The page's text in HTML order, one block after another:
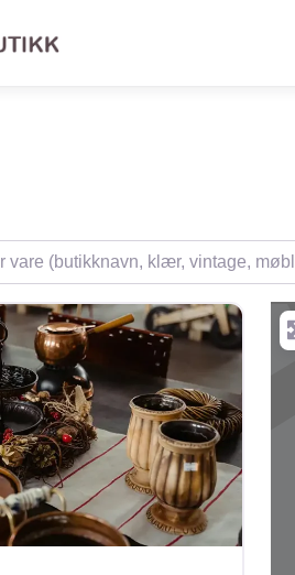
(butikknavn, klær, vintage, møbler …)